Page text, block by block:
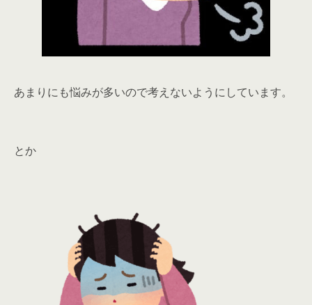
あまりにも悩みが多いので考えないようにしています。
とか